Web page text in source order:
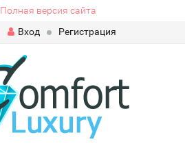
Полная версия сайта
Вход
Регистрация